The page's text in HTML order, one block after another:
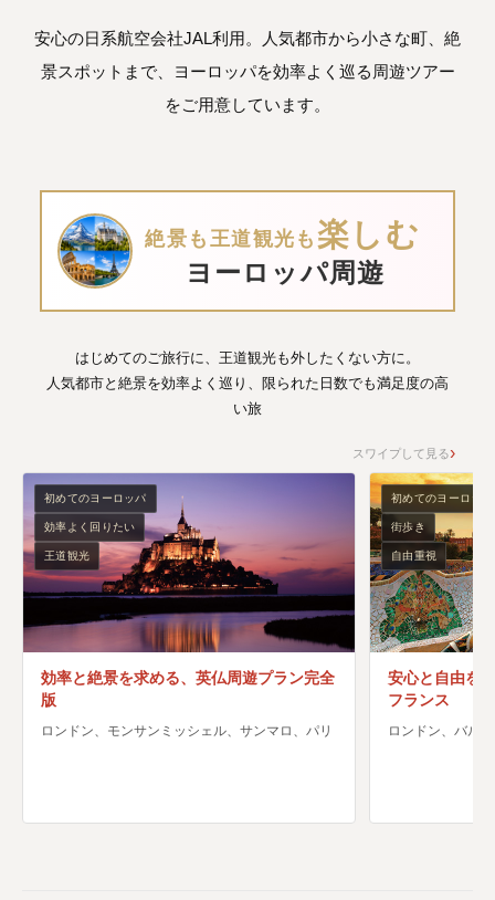
安心の日系航空会社JAL利用。人気都市から小さな町、絶
景スポットまで、ヨーロッパを効率よく巡る周遊ツアー
をご用意しています。
絶景も王道観光も 楽しむ
ヨーロッパ周遊
はじめてのご旅行に、王道観光も外したくない方に。
人気都市と絶景を効率よく巡り、限られた日数でも満足度の高
い旅
スワイプして見る
初めてのヨーロッパ
効率よく回りたい
王道観光
効率と絶景を求める、英仏周遊プラン完全
版
ロンドン、モンサンミッシェル、サンマロ、パリ
初めてのヨーロッパ
街歩き
自由重視
安心と自由を
フランス
ロンドン、バル